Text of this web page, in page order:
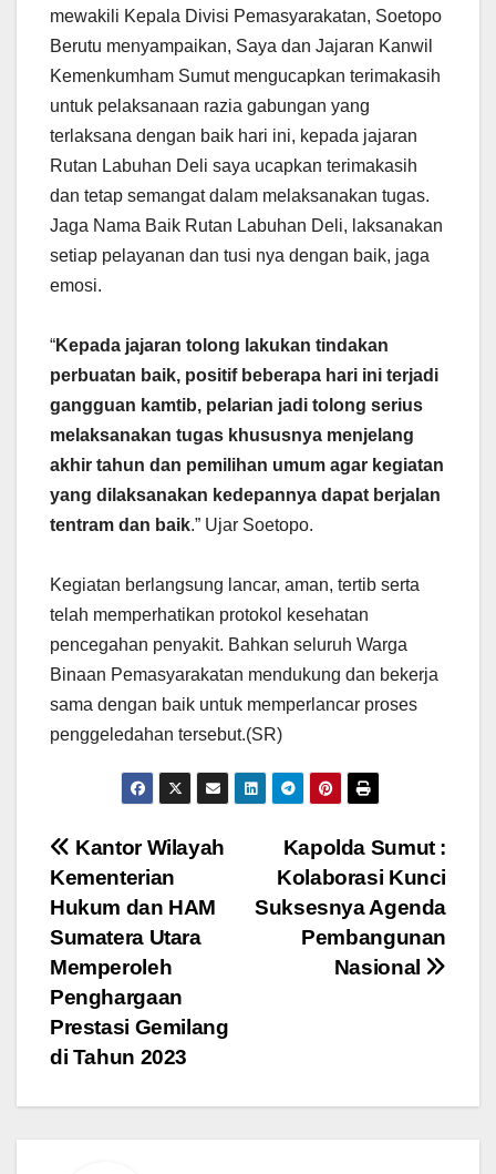
mewakili Kepala Divisi Pemasyarakatan, Soetopo
Berutu menyampaikan, Saya dan Jajaran Kanwil
Kemenkumham Sumut mengucapkan terimakasih
untuk pelaksanaan razia gabungan yang
terlaksana dengan baik hari ini, kepada jajaran
Rutan Labuhan Deli saya ucapkan terimakasih
dan tetap semangat dalam melaksanakan tugas.
Jaga Nama Baik Rutan Labuhan Deli, laksanakan
setiap pelayanan dan tusi nya dengan baik, jaga
emosi.
“Kepada jajaran tolong lakukan tindakan
perbuatan baik, positif beberapa hari ini terjadi
gangguan kamtib, pelarian jadi tolong serius
melaksanakan tugas khususnya menjelang
akhir tahun dan pemilihan umum agar kegiatan
yang dilaksanakan kedepannya dapat berjalan
tentram dan baik.” Ujar Soetopo.
Kegiatan berlangsung lancar, aman, tertib serta
telah memperhatikan protokol kesehatan
pencegahan penyakit. Bahkan seluruh Warga
Binaan Pemasyarakatan mendukung dan bekerja
sama dengan baik untuk memperlancar proses
penggeledahan tersebut.(SR)
Navigasi
pos
Kapolda Sumut :
Kolaborasi Kunci
Suksesnya Agenda
Pembangunan
Nasional
Kantor Wilayah
Kementerian
Hukum dan HAM
Sumatera Utara
Memperoleh
Penghargaan
Prestasi Gemilang
di Tahun 2023